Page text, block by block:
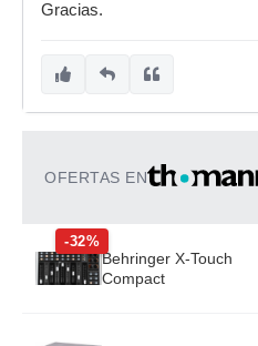
Gracias.
OFERTAS EN
-32%
Behringer X-Touch
Compact